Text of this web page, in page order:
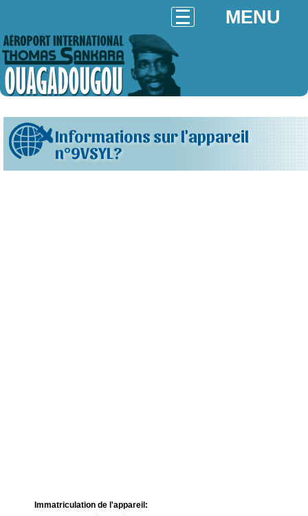
MENU
Informations sur l'appareil
n°9VSYL?
Immatriculation de l'appareil: